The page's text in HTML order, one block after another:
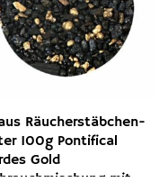
Räucherstäbchen-
100g Pontifical
Gold